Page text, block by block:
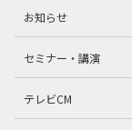
お知らせ
セミナー・講演
テレビCM